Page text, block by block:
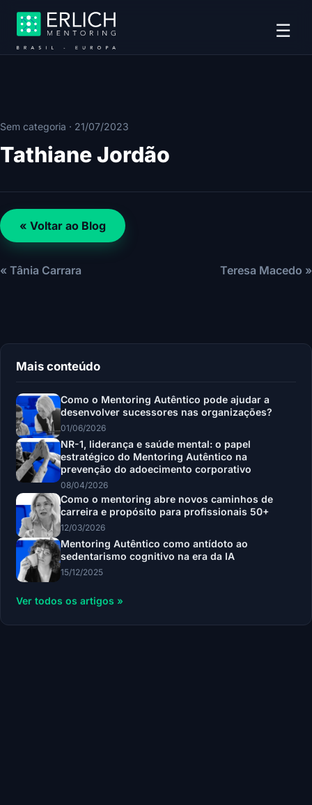
☰
Sem categoria · 21/07/2023
Tathiane Jordão
« Voltar ao Blog
« Tânia Carrara Teresa Macedo »
Mais conteúdo
Como o Mentoring Autêntico pode ajudar a
desenvolver sucessores nas organizações?
01/06/2026
NR-1, liderança e saúde mental: o papel
estratégico do Mentoring Autêntico na
prevenção do adoecimento corporativo
08/04/2026
Como o mentoring abre novos caminhos de
carreira e propósito para profissionais 50+
12/03/2026
Mentoring Autêntico como antídoto ao
sedentarismo cognitivo na era da IA
15/12/2025
Ver todos os artigos »